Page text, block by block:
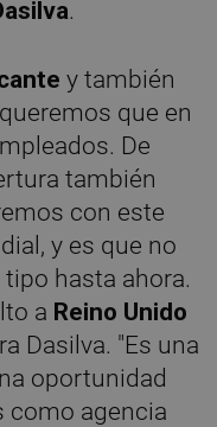
a.
y también
que en
De
también
con este
y es que no
hasta ahora.
a Reino Unido
Dasilva. "Es una
oportunidad
como agencia